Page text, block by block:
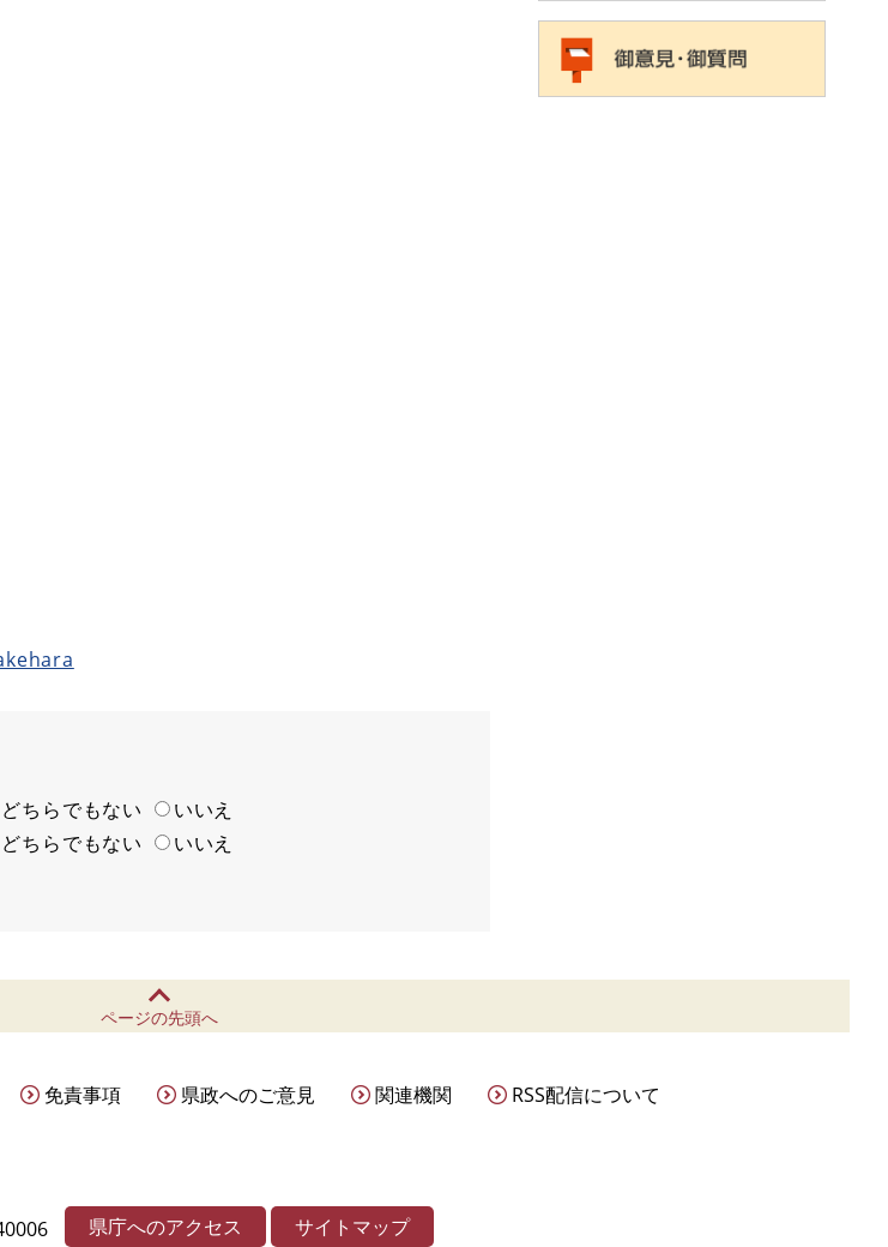
どちらでもない
いいえ
どちらでもない いいえ
ページの先頭へ
免責事項 県政へのご意見 関連機関 RSS配信について
県庁へのアクセス サイトマップ